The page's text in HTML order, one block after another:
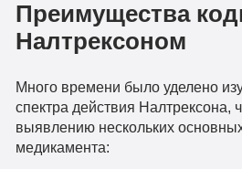
Преимущества
Налтрексоном
Много времени было уделено
спектра действия Налтрексона,
выявлению нескольких
медикамента: